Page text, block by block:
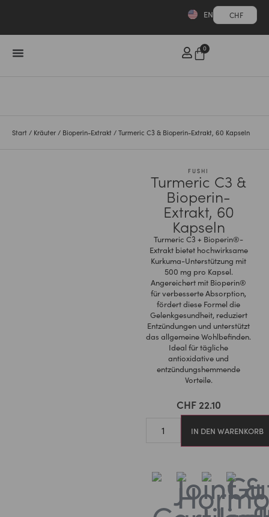
CHF
EN
0
Start / Kräuter / Bioperin-Extrakt / Turmeric C3 & Bioperin-Extrakt, 60 Kapseln
FUSHI
Turmeric C3 &
Bioperin-
Extrakt, 60
Kapseln
Turmeric C3 + Bioperin®-
Extrakt bietet hochwirksame
Kurkuma-Unterstützung mit
500 mg pro Kapsel.
Angereichert mit Bioperin®
für verbesserte Absorption,
fördert diese Formel die
Gelenkgesundheit, reduziert
Entzündungen und unterstützt
das allgemeine Wohlbefinden.
Ideal für tägliche
antioxidative und
entzündungshemmende
Vorteile.
CHF22.10
IN DEN WARENKORB